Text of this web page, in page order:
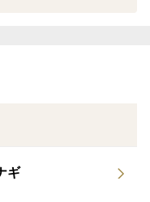
ギ